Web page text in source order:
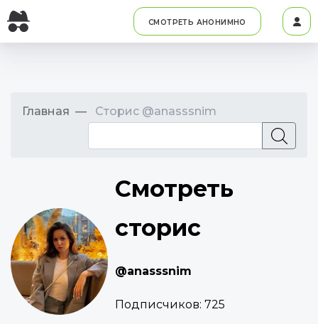
СМОТРЕТЬ АНОНИМНО
Главная Сторис @anasssnim
Смотреть
сторис
@anasssnim
Подписчиков: 725